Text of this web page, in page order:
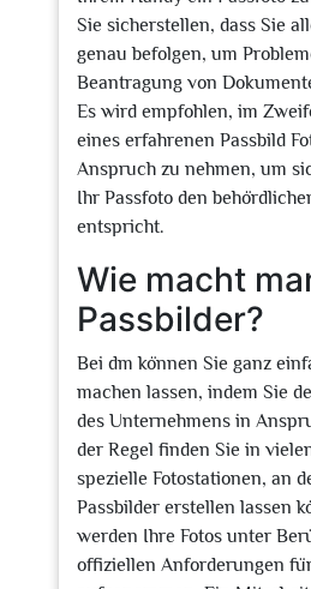
Sie sicherstellen, dass Sie
genau befolgen, um
Beantragung von
Es wird empfohlen, im
eines erfahrenen Passbild
Anspruch zu nehmen, um
Ihr Passfoto den
entspricht.
Wie macht
Passbilder?
Bei dm können Sie ganz
machen lassen, indem Sie
des Unternehmens in
der Regel finden Sie in
spezielle Fotostationen, an
Passbilder erstellen lassen
werden Ihre Fotos unter
offiziellen Anforderungen